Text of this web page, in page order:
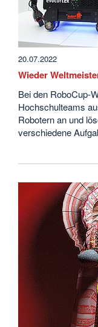
20.07.2022
Wieder
Bei den RoboCup-
Hochschulteams
Robotern an und
verschiedene